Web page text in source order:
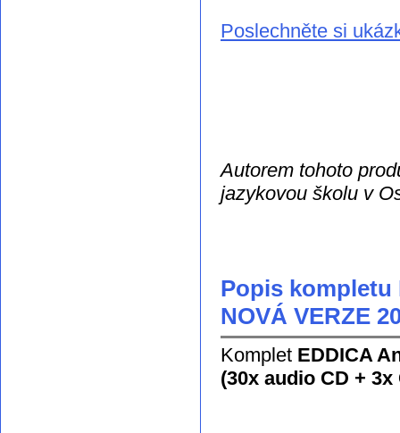
Poslechněte si
Autorem tohoto
jazykovou školu v
Popis kompletu
NOVÁ VERZE
Komplet EDDICA
(30x audio CD + 3x